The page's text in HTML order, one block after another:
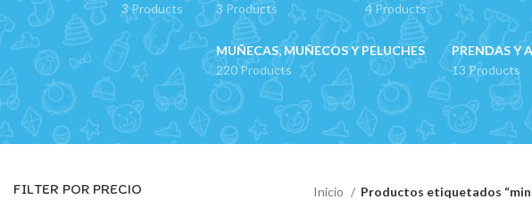
3 Products
3 Products
4 Products
MUÑECAS, MUÑECOS Y PELUCHES
220 Products
PRENDAS Y
13 Products
FILTER POR PRECIO Inicio Productos etiquetados